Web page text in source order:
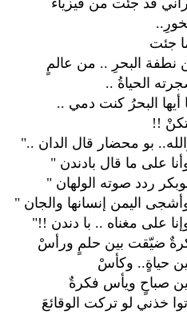
قد جئت من فيزياء
جئت
نطفة البحرِ .. من عالمٍ
الحياةُ ..
أيها البحرُ كنت دمي ..
!!
بو محضار قال الدان .."
على ما قال بادندن "
ردد صوته الولهان "
اليمن إنسانها والجان "
على مغناه .. با دندن !!"
ضيّقت بين حلمٍ ورأسْ
حياةٍ.. وكأسْ
صباحٍ ويأس فكرةٌ
توا خذني لو تركت الوقائعَ